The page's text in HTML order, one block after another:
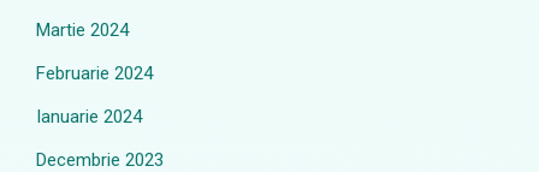
Martie 2024
Februarie 2024
Ianuarie 2024
Decembrie 2023